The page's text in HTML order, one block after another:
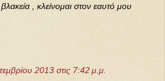
, κλείνομαι στον εαυτό μου
2013 στις 7:42 μ.μ.